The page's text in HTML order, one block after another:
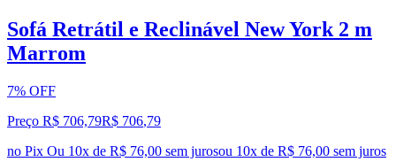
Sofá Retrátil e Reclinável New York 2 m
Marrom
7% OFF
Preço R$ 706,79R$ 706,79
no Pix Ou 10x de R$ 76,00 sem jurosou 10x de R$ 76,00 sem juros